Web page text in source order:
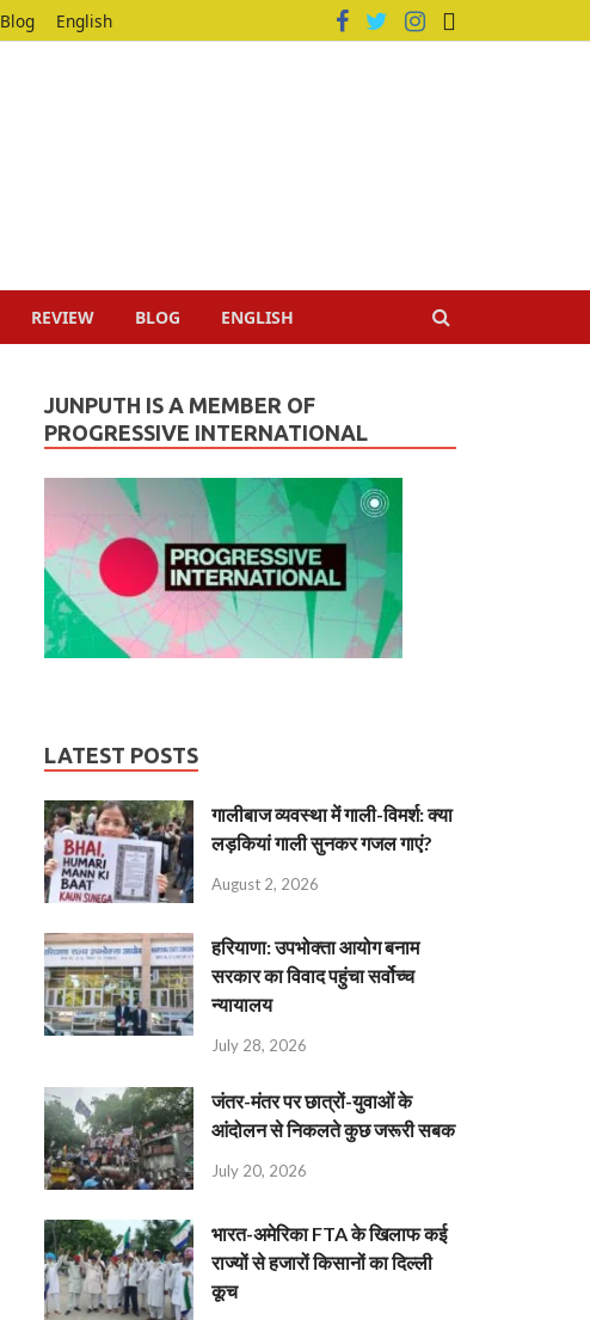
Blog English
REVIEW BLOG ENGLISH
JUNPUTH IS A MEMBER OF
PROGRESSIVE INTERNATIONAL
LATEST POSTS
गालीबाज व्‍यवस्‍था में गाली-विमर्श: क्या
लड़कियां गाली सुनकर गजल गाएं?
August 2, 2026
हरियाणा: उपभोक्ता आयोग बनाम
सरकार का विवाद पहुंचा सर्वोच्च
न्यायालय
July 28, 2026
जंतर-मंतर पर छात्रों-युवाओं के
आंदोलन से निकलते कुछ जरूरी सबक
July 20, 2026
भारत-अमेरिका FTA के खिलाफ कई
राज्यों से हजारों किसानों का दिल्ली
कूच